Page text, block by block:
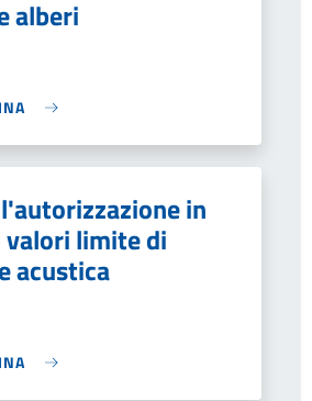
alberi
in
valori limite di
acustica